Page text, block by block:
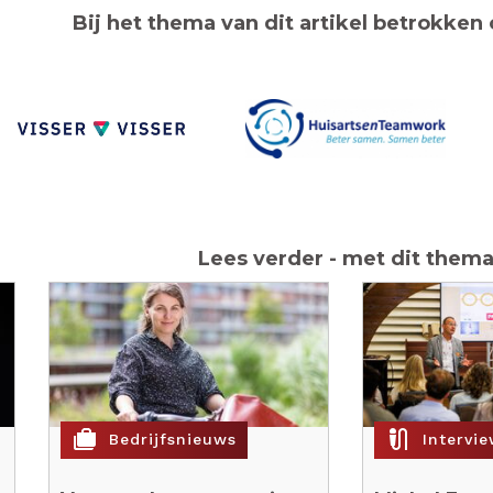
Bij het thema van dit artikel betrokken
Lees verder - met dit thema
cases Bedrijfsnieuws mic_external_on